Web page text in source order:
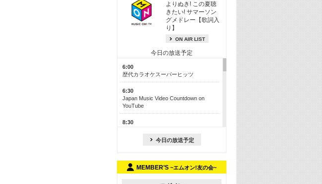
よりぬき! この夏聴
きたい! サマーソン
グメドレー【歌詞入
り】
ON AIR LIST
今日の放送予定
6:00
歴代カラオケスーパーヒッツ
6:30
Japan Music Video Countdown on
YouTube
8:30
M-ON! カラオケカウントダウン 50
今日の放送予定
MEMBER’S ~エムオン!友の会~